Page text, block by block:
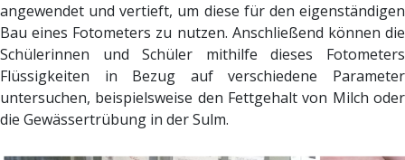
angewendet und vertieft, um diese für den eigenständigen
Bau eines Fotometers zu nutzen. Anschließend können die
Schülerinnen und Schüler mithilfe dieses Fotometers
Flüssigkeiten in Bezug auf verschiedene Parameter
untersuchen, beispielsweise den Fettgehalt von Milch oder
die Gewässertrübung in der Sulm.